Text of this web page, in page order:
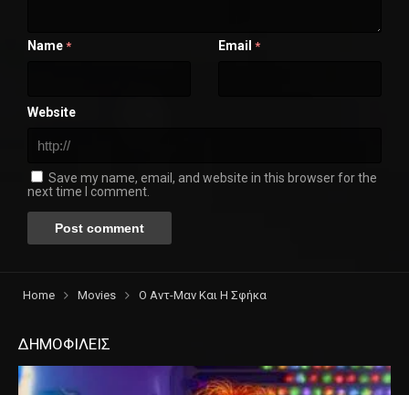
Name * Email *
Website
Save my name, email, and website in this browser for the
next time I comment.
Home Movies Ο Αντ-Μαν Και Η Σφήκα
ΔΗΜΟΦΙΛΕΙΣ